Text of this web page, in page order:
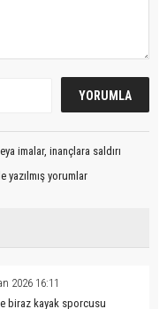
imalar, inançlara saldırı
yazılmış yorumlar
2026 16:11
biraz kayak sporcusu